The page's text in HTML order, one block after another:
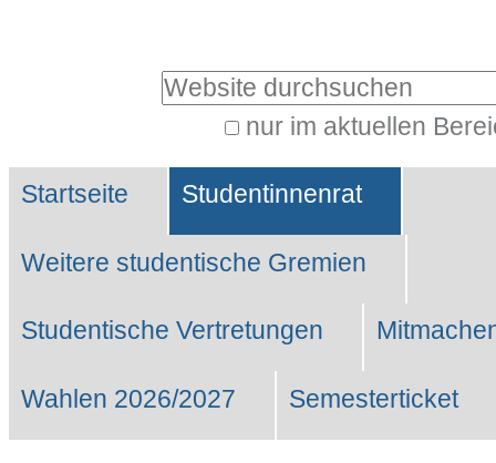
Website durchsuchen
nur im aktuellen
Suche…
Sektionen
Startseite Studentinnenrat
Weitere studentische Gremien
Studentische Vertretungen
Wahlen 2026/2027 Semesterticket